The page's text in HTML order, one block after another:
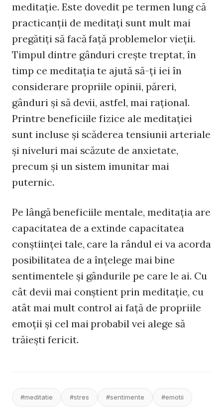
meditaţie. Este dovedit pe termen lung că
practicanţii de meditaţi sunt mult mai
pregătiţi să facă faţă problemelor vieţii.
Timpul dintre gânduri creşte treptat, în
timp ce meditaţia te ajută să-ţi iei în
considerare propriile opinii, păreri,
gânduri şi să devii, astfel, mai raţional.
Printre beneficiile fizice ale meditaţiei
sunt incluse şi scăderea tensiunii arteriale
şi niveluri mai scăzute de anxietate,
precum şi un sistem imunitar mai
puternic.
Pe lângă beneficiile mentale, meditaţia are
capacitatea de a extinde capacitatea
conştiinţei tale, care la rândul ei va acorda
posibilitatea de a înţelege mai bine
sentimentele şi gândurile pe care le ai. Cu
cât devii mai conştient prin meditaţie, cu
atât mai mult control ai faţă de propriile
emoţii şi cel mai probabil vei alege să
trăieşti fericit.
#meditatie #stres #sentimente #emotii